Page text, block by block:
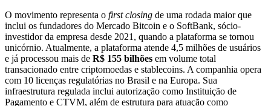
O movimento representa o first closing de uma rodada maior que
inclui os fundadores do Mercado Bitcoin e o SoftBank, sócio-
investidor da empresa desde 2021, quando a plataforma se tornou
unicórnio. Atualmente, a plataforma atende 4,5 milhões de usuários
e já processou mais de R$ 155 bilhões em volume total
transacionado entre criptomoedas e stablecoins. A companhia opera
com 10 licenças regulatórias no Brasil e na Europa. Sua
infraestrutura regulada inclui autorização como Instituição de
Pagamento e CTVM, além de estrutura para atuação como